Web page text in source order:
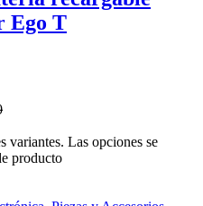
Ego T
variantes. Las opciones se
producto